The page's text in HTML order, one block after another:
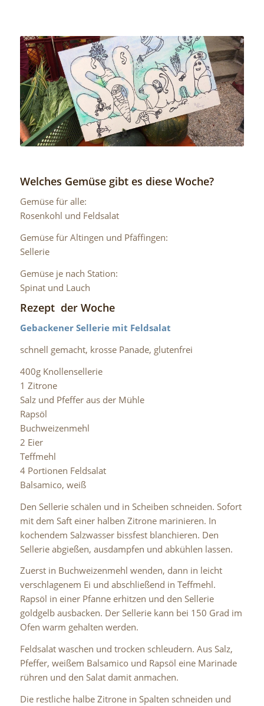
Welches Gemüse gibt es diese Woche?
Gemüse für alle:
Rosenkohl und Feldsalat
Gemüse für Altingen und Pfäffingen:
Sellerie
Gemüse je nach Station:
Spinat und Lauch
Rezept der Woche
Gebackener Sellerie mit Feldsalat
schnell gemacht, krosse Panade, glutenfrei
400g Knollensellerie
1 Zitrone
Salz und Pfeffer aus der Mühle
Rapsöl
Buchweizenmehl
2 Eier
Teffmehl
4 Portionen Feldsalat
Balsamico, weiß
Den Sellerie schälen und in Scheiben schneiden. Sofort
mit dem Saft einer halben Zitrone marinieren. In
kochendem Salzwasser bissfest blanchieren. Den
Sellerie abgießen, ausdampfen und abkühlen lassen.
Zuerst in Buchweizenmehl wenden, dann in leicht
verschlagenem Ei und abschließend in Teffmehl.
Rapsöl in einer Pfanne erhitzen und den Sellerie
goldgelb ausbacken. Der Sellerie kann bei 150 Grad im
Ofen warm gehalten werden.
Feldsalat waschen und trocken schleudern. Aus Salz,
Pfeffer, weißem Balsamico und Rapsöl eine Marinade
rühren und den Salat damit anmachen.
Die restliche halbe Zitrone in Spalten schneiden und